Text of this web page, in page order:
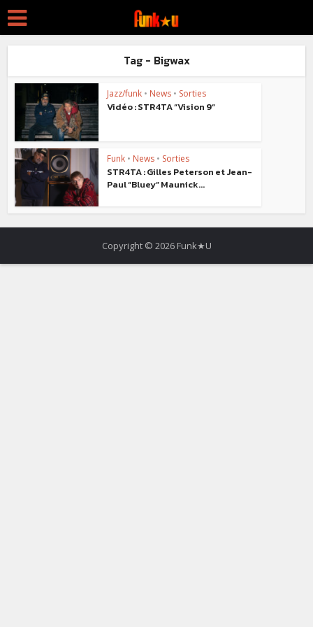
Tag - Bigwax
Jazz/funk • News • Sorties
Vidéo : STR4TA “Vision 9“
Funk • News • Sorties
STR4TA : Gilles Peterson et Jean-
Paul “Bluey” Maunick...
Copyright © 2026 Funk★U